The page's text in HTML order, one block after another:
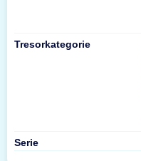
Tresorkategorie
Serie